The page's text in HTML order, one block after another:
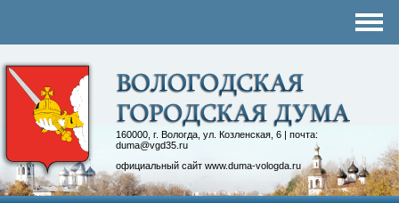
160000, г. Вологда, ул. Козленская, 6 | почта:
duma@vgd35.ru
официальный сайт www.duma-vologda.ru
Контакты
Депутатские объединения